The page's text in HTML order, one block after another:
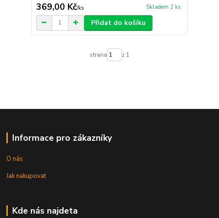
369,00 Kč/ks Skladem 2 ks
Přidat do košíku
strana z 1
Informace pro zákazníky
O nás
Jak nakupovat
Kde nás najdeta